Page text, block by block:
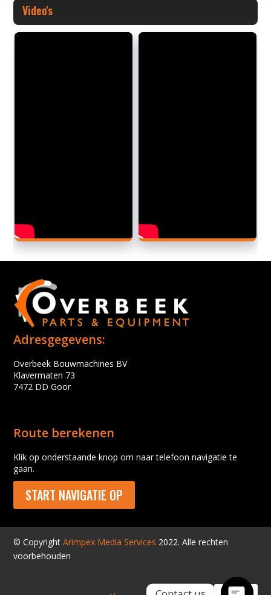
Video's
Adresgegevens:
Overbeek Bouwmachines BV
Klavermaten 73
7472 DD Goor
Route berekenen
Klik op onderstaande knop om naar telefoon navigatie te
gaan.
START NAVIGATIE OP
© CopyrightArimpex Media Services 2022. Alle rechten
voorbehouden